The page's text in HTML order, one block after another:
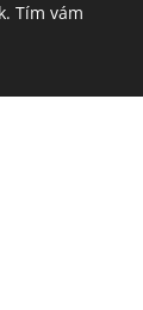
Tím vám